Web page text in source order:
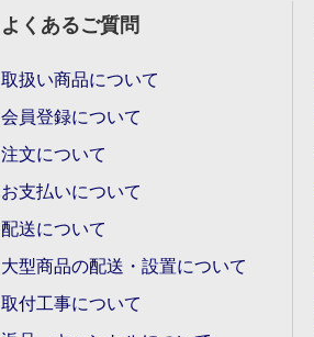
よくあるご質問
取扱い商品について
会員登録について
注文について
お支払いについて
配送について
大型商品の配送・設置について
取付工事について